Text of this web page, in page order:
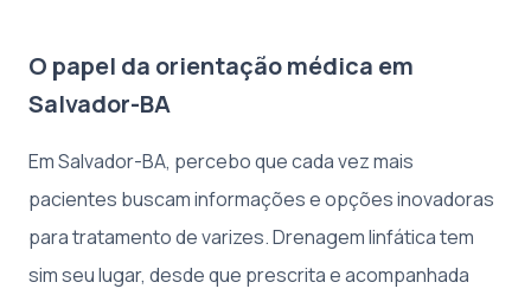
O papel da orientação médica em
Salvador-BA
Em Salvador-BA, percebo que cada vez mais
pacientes buscam informações e opções inovadoras
para tratamento de varizes. Drenagem linfática tem
sim seu lugar, desde que prescrita e acompanhada